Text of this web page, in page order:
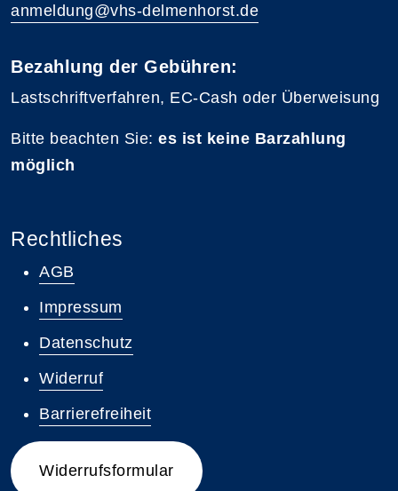
anmeldung@vhs-delmenhorst.de
Bezahlung der Gebühren:
Lastschriftverfahren, EC-Cash oder Überweisung
Bitte beachten Sie: es ist keine Barzahlung
möglich
Rechtliches
AGB
Impressum
Datenschutz
Widerruf
Barrierefreiheit
Widerrufsformular